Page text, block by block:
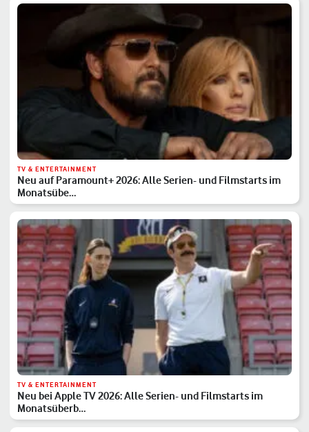
TV & ENTERTAINMENT
Neu auf Paramount+ 2026: Alle Serien- und Filmstarts im
Monatsübe…
TV & ENTERTAINMENT
Neu bei Apple TV 2026: Alle Serien- und Filmstarts im
Monatsüberb…